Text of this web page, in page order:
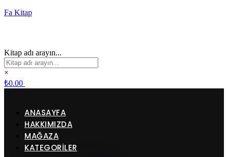
Fa Kitap
Kitap adı arayın...
×
₺0.00
ANASAYFA
HAKKIMIZDA
MAĞAZA
KATEGORİLER